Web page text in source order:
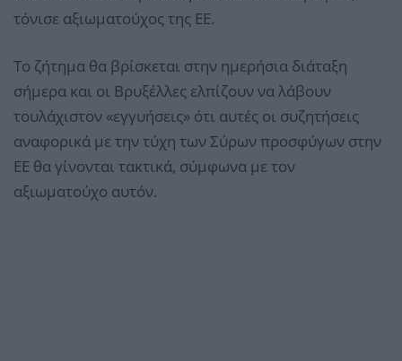
τόνισε αξιωματούχος της ΕΕ.
Το ζήτημα θα βρίσκεται στην ημερήσια διάταξη
σήμερα και οι Βρυξέλλες ελπίζουν να λάβουν
τουλάχιστον «εγγυήσεις» ότι αυτές οι συζητήσεις
αναφορικά με την τύχη των Σύρων προσφύγων στην
ΕΕ θα γίνονται τακτικά, σύμφωνα με τον
αξιωματούχο αυτόν.